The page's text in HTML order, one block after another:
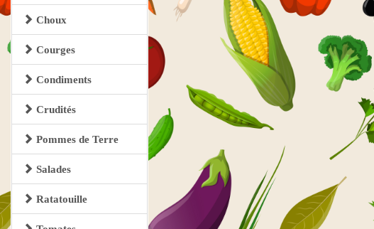
Choux
Courges
Condiments
Crudités
Pommes de Terre
Salades
Ratatouille